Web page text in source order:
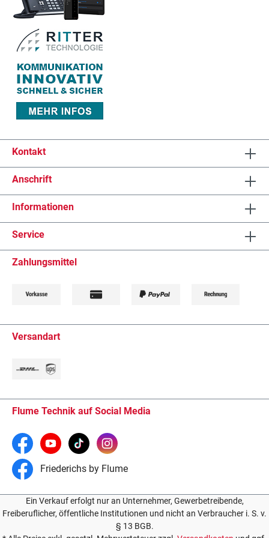
Kontakt
Anschrift
Informationen
Service
Zahlungsmittel
Versandart
Flume Technik auf Social Media
Friederichs by Flume
Ein Verkauf erfolgt nur an Unternehmer, Gewerbetreibende,
Freiberuflicher, öffentliche Institutionen und nicht an Verbraucher i. S. v.
§ 13 BGB.